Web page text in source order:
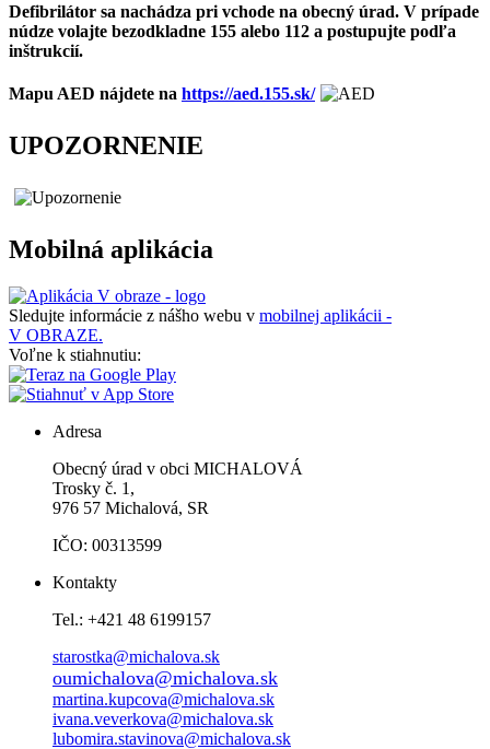
Defibrilátor sa nachádza pri vchode na obecný úrad. V prípade
núdze volajte bezodkladne 155 alebo 112 a postupujte podľa
inštrukcií.
Mapu AED nájdete na https://aed.155.sk/
UPOZORNENIE
Mobilná aplikácia
Sledujte informácie z nášho webu v mobilnej aplikácii -
V OBRAZE.
Voľne k stiahnutiu:
Adresa
Obecný úrad v obci MICHALOVÁ
Trosky č. 1,
976 57 Michalová, SR
IČO: 00313599
Kontakty
Tel.: +421 48 6199157
starostka@michalova.sk
oumichalova@michalova.sk
martina.kupcova@michalova.sk
ivana.veverkova@michalova.sk
lubomira.stavinova@michalova.sk